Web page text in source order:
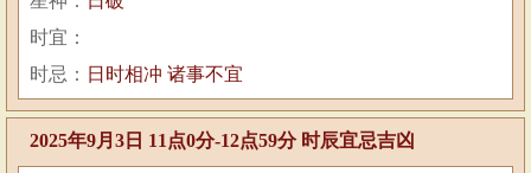
时宜：
时忌： 日时相冲 诸事不宜
2025年9月3日 11点0分-12点59分 时辰宜忌吉凶